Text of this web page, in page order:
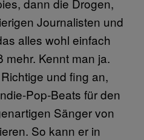
dann die Drogen,
Journalisten und
alles wohl einfach
Kennt man ja.
und fing an,
Pop-Beats für den
Sänger von
So kann er in